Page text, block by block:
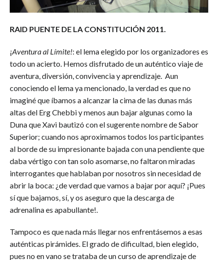
RAID PUENTE DE LA CONSTITUCIÓN 2011.
¡Aventura al Límite!: el lema elegido por los organizadores es
todo un acierto. Hemos disfrutado de un auténtico viaje de
aventura, diversión, convivencia y aprendizaje. Aun
conociendo el lema ya mencionado, la verdad es que no
imaginé que íbamos a alcanzar la cima de las dunas más
altas del Erg Chebbi y menos aun bajar algunas como la
Duna que Xavi bautizó con el sugerente nombre de Sabor
Superior; cuando nos aproximamos todos los participantes
al borde de su impresionante bajada con una pendiente que
daba vértigo con tan solo asomarse, no faltaron miradas
interrogantes que hablaban por nosotros sin necesidad de
abrir la boca: ¿de verdad que vamos a bajar por aquí? ¡Pues
sí que bajamos, sí, y os aseguro que la descarga de
adrenalina es apabullante!.
Tampoco es que nada más llegar nos enfrentásemos a esas
auténticas pirámides. El grado de dificultad, bien elegido,
pues no en vano se trataba de un curso de aprendizaje de